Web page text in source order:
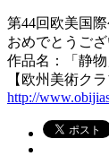
第44回欧美国
おめでとうござ
作品名：「静
【欧州美術クラ
http://